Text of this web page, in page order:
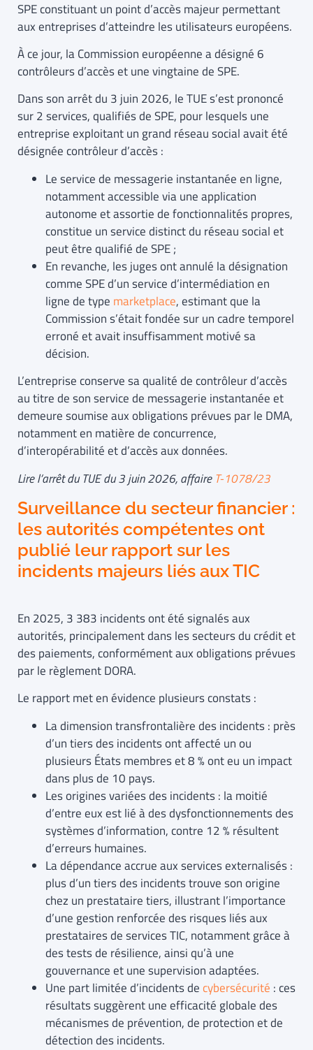
SPE constituant un point d’accès majeur permettant
aux entreprises d’atteindre les utilisateurs européens.
À ce jour, la Commission européenne a désigné 6
contrôleurs d’accès et une vingtaine de SPE.
Dans son arrêt du 3 juin 2026, le TUE s’est prononcé
sur 2 services, qualifiés de SPE, pour lesquels une
entreprise exploitant un grand réseau social avait été
désignée contrôleur d’accès :
Le service de messagerie instantanée en ligne,
notamment accessible via une application
autonome et assortie de fonctionnalités propres,
constitue un service distinct du réseau social et
peut être qualifié de SPE ;
En revanche, les juges ont annulé la désignation
comme SPE d’un service d’intermédiation en
ligne de type marketplace, estimant que la
Commission s’était fondée sur un cadre temporel
erroné et avait insuffisamment motivé sa
décision.
L’entreprise conserve sa qualité de contrôleur d’accès
au titre de son service de messagerie instantanée et
demeure soumise aux obligations prévues par le DMA,
notamment en matière de concurrence,
d’interopérabilité et d’accès aux données.
Lire l’arrêt du TUE du 3 juin 2026, affaireT-1078/23
Surveillance du secteur financier :
les autorités compétentes ont
publié leur rapport sur les
incidents majeurs liés aux TIC
En 2025, 3 383 incidents ont été signalés aux
autorités, principalement dans les secteurs du crédit et
des paiements, conformément aux obligations prévues
par le règlement DORA.
Le rapport met en évidence plusieurs constats :
La dimension transfrontalière des incidents : près
d’un tiers des incidents ont affecté un ou
plusieurs États membres et 8 % ont eu un impact
dans plus de 10 pays.
Les origines variées des incidents : la moitié
d’entre eux est lié à des dysfonctionnements des
systèmes d’information, contre 12 % résultent
d’erreurs humaines.
La dépendance accrue aux services externalisés :
plus d’un tiers des incidents trouve son origine
chez un prestataire tiers, illustrant l’importance
d’une gestion renforcée des risques liés aux
prestataires de services TIC, notamment grâce à
des tests de résilience, ainsi qu’à une
gouvernance et une supervision adaptées.
Une part limitée d’incidents decybersécurité : ces
résultats suggèrent une efficacité globale des
mécanismes de prévention, de protection et de
détection des incidents.